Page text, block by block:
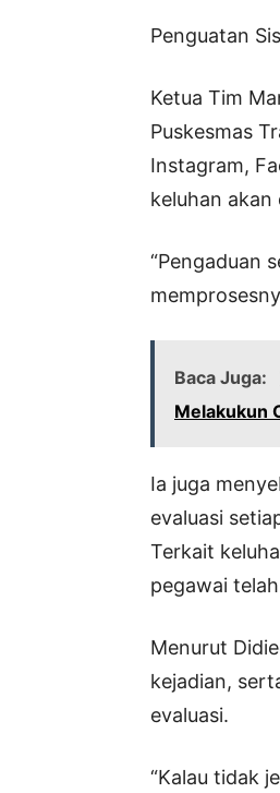
Penguatan
Ketua Tim
Puskesmas
Instagram,
keluhan akan
“Pengaduan
Baca Juga:
Melakukun
Ia juga
evaluasi
Terkait
pegawai
Menurut
kejadian,
evaluasi.
“Kalau tidak